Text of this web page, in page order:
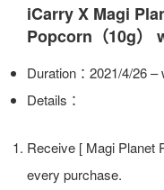
iCarry X Magi
Popcorn（10g）
Duration：2021/4/26
Details：
Receive [ Magi Planet
every purchase.